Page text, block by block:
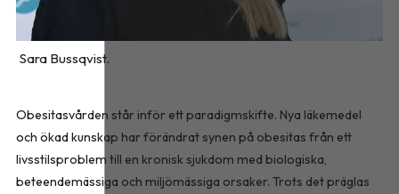
Sara Bussqvist.
Obesitasvården står inför ett paradigmskifte. Nya läkemedel
och ökad kunskap har förändrat synen på obesitas från ett
livsstilsproblem till en kronisk sjukdom med biologiska,
beteendemässiga och miljömässiga orsaker. Trots det präglas